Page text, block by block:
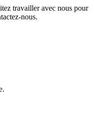
travailler avec nous pour
nous.